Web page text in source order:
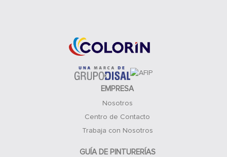
EMPRESA
Nosotros
Centro de Contacto
Trabaja con Nosotros
GUÍA DE PINTURERÍAS